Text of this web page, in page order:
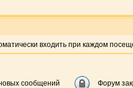
входить при каждом
сообщений Форум